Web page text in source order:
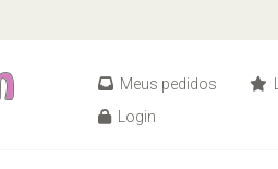
Meus pedidos
Login